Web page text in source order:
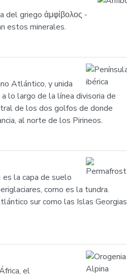
del griego ἀμφίβολος -
estos minerales.
Atlántico, y unida
lo largo de la línea divisoria de
de los dos golfos de donde
al norte de los Pirineos.
la capa de suelo
como es la tundra.
sur como las Islas Georgias
el